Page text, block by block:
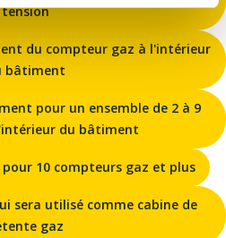
tension
du compteur gaz à l'intérieur
bâtiment
pour un ensemble de 2 à 9
du bâtiment
10 compteurs gaz et plus
sera utilisé comme cabine de
gaz